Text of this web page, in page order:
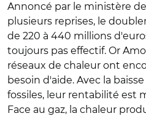
Annoncé par le ministère
plusieurs reprises, le
de 220 à 440 millions
toujours pas effectif. Or
réseaux de chaleur ont
besoin d'aide. Avec la
fossiles, leur rentabilité est
Face au gaz, la chaleur